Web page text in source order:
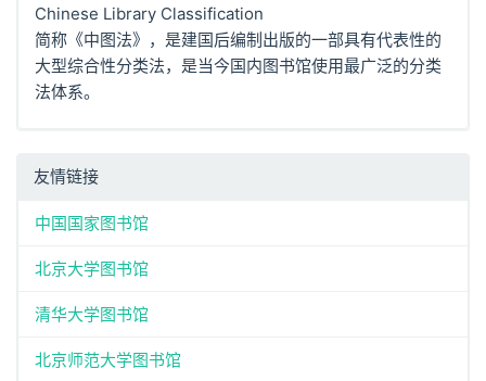
Chinese Library Classification
简称《中图法》，是建国后编制出版的一部具有代表性的
大型综合性分类法，是当今国内图书馆使用最广泛的分类
法体系。
友情链接
中国国家图书馆
北京大学图书馆
清华大学图书馆
北京师范大学图书馆